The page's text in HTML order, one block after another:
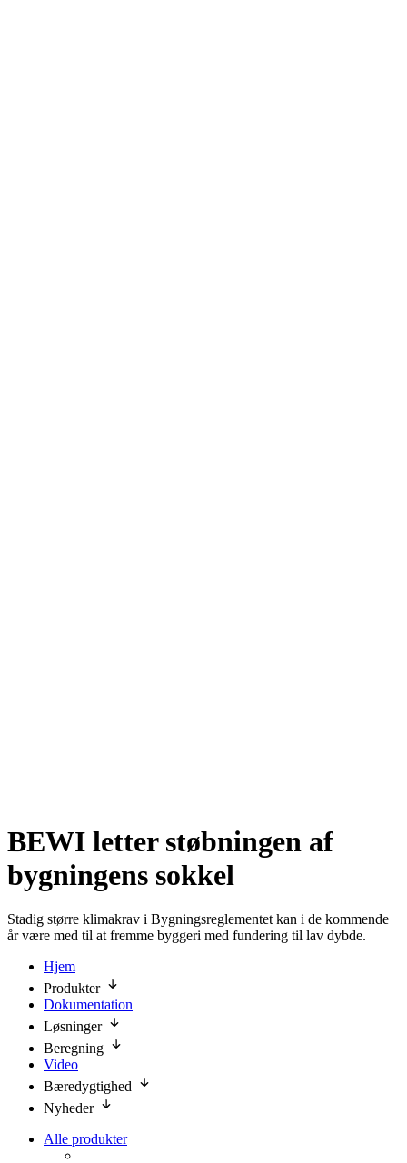
BEWI letter støbningen af
bygningens sokkel
Stadig større klimakrav i Bygningsreglementet kan i de kommende
år være med til at fremme byggeri med fundering til lav dybde.
Hjem
Produkter
Dokumentation
Løsninger
Beregning
Video
Bæredygtighed
Nyheder
Alle produkter